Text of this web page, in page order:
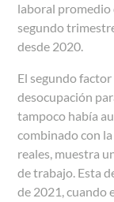
laboral promedio
segundo
desde 2020.
El segundo
desocupación
tampoco había
combinado con
reales, muestra
de trabajo. Esta
de 2021, cuando